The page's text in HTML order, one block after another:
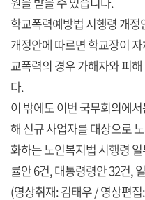
학교폭력예방법 시행령 개
개정안에 따르면 학교장이
교폭력의 경우 가해자와 피
다.
이 밖에도 이번 국무회의에
해 신규 사업자를 대상으로
화하는 노인복지법 시행령
률안 6건, 대통령령안 32건,
(영상취재: 김태우 / 영상편